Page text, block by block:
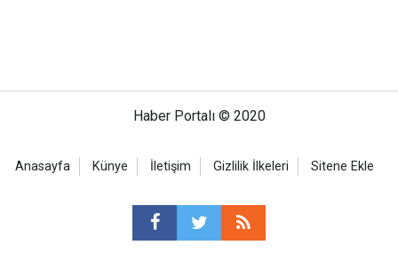
Haber Portalı © 2020
Anasayfa Künye İletişim Gizlilik İlkeleri Sitene Ekle